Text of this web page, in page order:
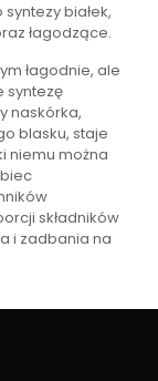
białek,
łagodzące.
łagodnie, ale
syntezę
naskórka,
blasku, staje
niemu można
składników
i zadbania na